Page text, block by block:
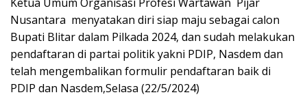
Nusantara menyatakan diri siap maju sebagai calon
Bupati Blitar dalam Pilkada 2024, dan sudah melakukan
pendaftaran di partai politik yakni PDIP, Nasdem dan
telah mengembalikan formulir pendaftaran baik di
PDIP dan Nasdem,Selasa (22/5/2024)